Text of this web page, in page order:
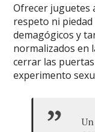
Ofrecer juguetes
respeto ni
demagógicos y
normalizados en
cerrar las
experimento